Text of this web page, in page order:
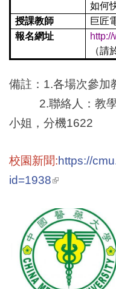
如何
授課教師
巨匠
報名網址
（請
備註： 1.各場次參加
2.聯絡人：教
小姐，分機1622
校園新聞:https://
id=1938(link is